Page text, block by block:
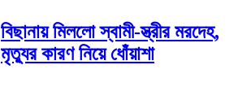
বিছানায় মিললো স্বামী-স্ত্রীর মরদেহ,
মৃত্যুর কারণ নিয়ে ধোঁয়াশা